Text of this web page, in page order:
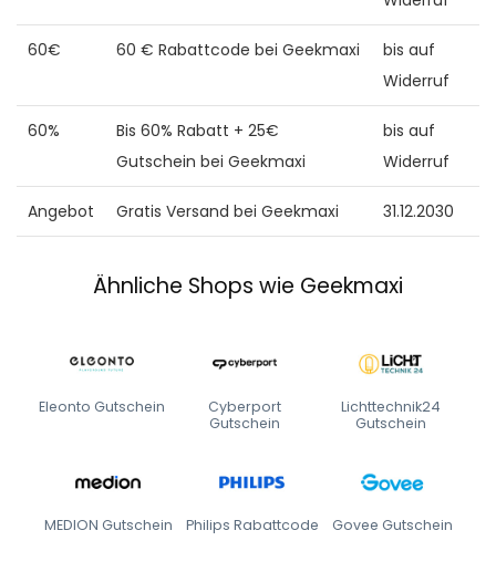
60€ 60 € Rabattcode bei Geekmaxi
bis auf
Widerruf
60%
Bis 60% Rabatt + 25€
Gutschein bei Geekmaxi
bis auf
Widerruf
Angebot Gratis Versand bei Geekmaxi 31.12.2030
Ähnliche Shops wie Geekmaxi
Eleonto Gutschein
Cyberport
Gutschein
Lichttechnik24
Gutschein
MEDION Gutschein Philips Rabattcode Govee Gutschein